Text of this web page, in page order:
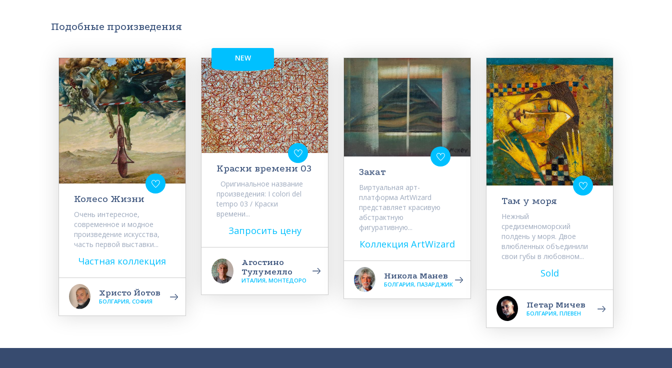
Подобные произведения
Колесо Жизни
Очень интересное,
современное и модное
произведение искусства,
часть первой выставки...
Частная коллекция
Христо Йотов
БОЛГАРИЯ, СОФИЯ
NEW
Краски времени 03
Оригинальное название
произведения: I colori del
tempo 03 / Краски
времени...
Запросить цену
Агостино
Тулумелло
ИТАЛИЯ, МОНТЕДОРО
Закат
Виртуальная арт-
платформа ArtWizard
представляет красивую
абстрактную
фигуративную...
Коллекция ArtWizard
Никола Манев
БОЛГАРИЯ, ПАЗАРДЖИК
Там у моря
Нежный
средиземноморский
полдень у моря. Двое
влюбленных объединили
свои губы в любовном...
Sold
Петар Мичев
БОЛГАРИЯ, ПЛЕВЕН